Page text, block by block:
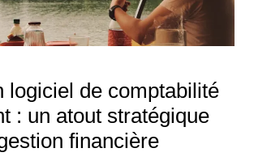
logiciel de comptabilité
: un atout stratégique
financière